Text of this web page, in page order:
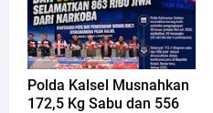
Polda Kalsel Musnahkan
172,5 Kg Sabu dan 556